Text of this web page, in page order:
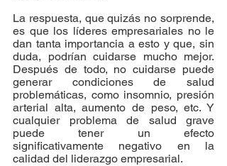
La respuesta, que quizás no sorprende,
es que los líderes empresariales no le
dan tanta importancia a esto y que, sin
duda, podrían cuidarse mucho mejor.
Después de todo, no cuidarse puede
generar condiciones de salud
problemáticas, como insomnio, presión
arterial alta, aumento de peso, etc. Y
cualquier problema de salud grave
puede tener un efecto
significativamente negativo en la
calidad del liderazgo empresarial.